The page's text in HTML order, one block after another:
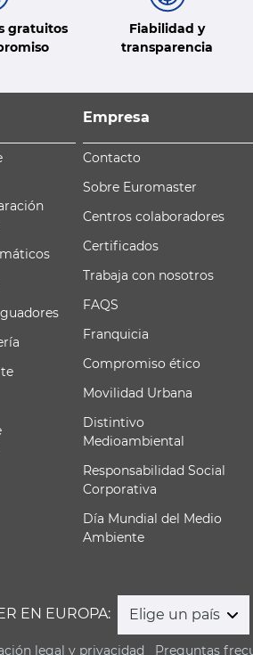
gratuitos
Fiabilidad y
transparencia
Empresa
Contacto
Sobre Euromaster
Centros colaboradores
Certificados
Trabaja con nosotros
FAQS
Franquicia
Compromiso ético
Movilidad Urbana
Distintivo
Medioambiental
Responsabilidad Social
Corporativa
Día Mundial del Medio
Ambiente
EN EUROPA: Elige un país
legal y privacidad Preguntas